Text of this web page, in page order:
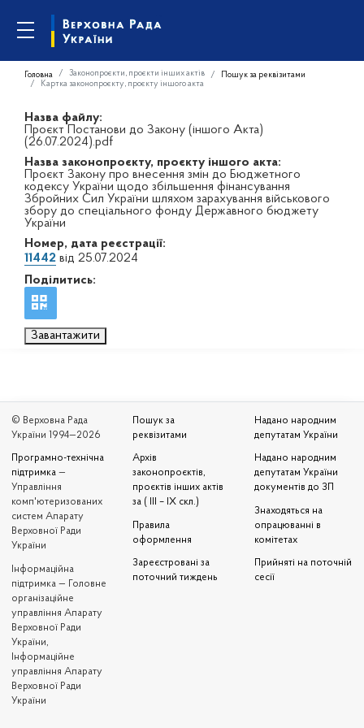
Головна Законопроєкти, проєкти інших актів
Пошук за реквізитами
Картка законопроєкту, проєкту іншого акта
Назва файлу:
Проєкт Постанови до Закону (іншого Акта)
(26.07.2024).pdf
Назва законопроєкту, проєкту іншого акта:
Проєкт Закону про внесення змін до Бюджетного
кодексу України щодо збільшення фінансування
Збройних Сил України шляхом зарахування військового
збору до спеціального фонду Державного бюджету
України
Номер, дата реєстрації:
11442 від 25.07.2024
Поділитись:
Завантажити
© Верховна Рада
України 1994—2026
Програмно-технічна
підтримка —
Управління
комп'ютеризованих
систем Апарату
Верховної Ради
України
Iнформаційна
підтримка — Головне
організаційне
управління Апарату
Верховної Ради
України,
Інформаційне
управління Апарату
Верховної Ради
України
Пошук за
реквізитами
Архів
законопроєктів,
проєктів інших актів
за ( III – IX скл.)
Правила
оформлення
Зареєстровані за
поточний тиждень
Надано народним
депутатам України
Надано народним
депутатам України
документів до ЗП
Знаходяться на
опрацюванні в
комітетах
Прийняті на поточній
сесії